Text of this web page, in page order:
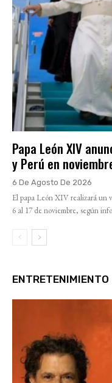
Papa León XIV
y Perú en
6 De Agosto De 2026
El papa León XIV realizará un
6 al 17 de noviembre, según
ENTRETENIMIENTO